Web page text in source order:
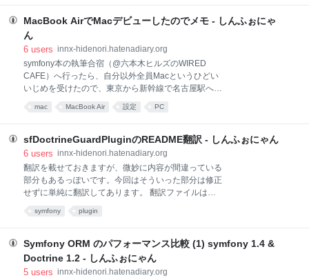
備 $ git clone git://github.com/doctrine/mongodb-
odm.git $ cd mongodb-odmbisectを開始します。最新
のコミットではメソッドが無くなっているので
ドがあるものを「good」に指定します。最初のbadと
goodを指定すると、gitがその中間のコミットを取って
きてくれます。 $ git bisect start $ git bisec
MacBook AirでMacデビューしたのでメモ - しんふぉにゃ
ん
6 users innx-hidenori.hatenadiary.org
symfony本の執筆合宿（@六本木ヒルズのWIRED
CAFE）へ行ったら、自分以外全員Macというひどい
いじめを受けたので、東京から新幹線で名古屋駅へ帰
ってきたらその足でビックカメラ名古屋駅西店へ駆け
込み、そのままMacBook Air 13インチを買ってお持ち
にかなり初期のiMacを所有していたことはあったので
すが、最近のものは全く触ったことがなかったので、
いろいろ設定などに戸惑いながらやっていま
す・・・。しかしMacはいいですね・・・・。なぜも
っと早く買わなかったのかと、自分を問い詰めたくな
ります。 というわけで、いろいろやったこと調べたこ
となどの自分用メモ (徐々に追加)。 Mac力をもっと鍛
ろキーボードで操作したい場合は、まずこれらの記号
に慣れる必要あり。 わかばマークのMa
mac MacBook Air 設定 PC
sfDoctrineGuardPluginのREADME翻訳 - しんふぉにゃん
6 users innx-hidenori.hatenadiary.org
翻訳を載せておきますが、微妙に内容が間違っている
部分もあるっぽいです。今回はそういった部分は修正
せずに単純に翻訳してあります。 翻訳ファイルは
ってご自由に利用してください。
README/blob/master/README # sfGuardDoctrine
plugin (for symfony 1.3) # `sfDoctrineGuardPlugin`
は、symfony の標準的なセキュリティ機能を使ってサ
symfony plugin
Symfony ORM のパフォーマンス比較 (1) symfony 1.4 &
Doctrine 1.2 - しんふぉにゃん
5 users innx-hidenori.hatenadiary.org